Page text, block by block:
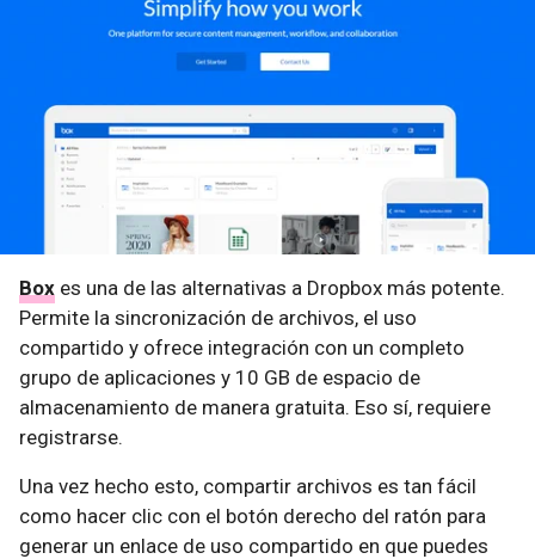
Box es una de las alternativas a Dropbox más potente.
Permite la sincronización de archivos, el uso
compartido y ofrece integración con un completo
grupo de aplicaciones y 10 GB de espacio de
almacenamiento de manera gratuita. Eso sí, requiere
registrarse.
Una vez hecho esto, compartir archivos es tan fácil
como hacer clic con el botón derecho del ratón para
generar un enlace de uso compartido en que puedes